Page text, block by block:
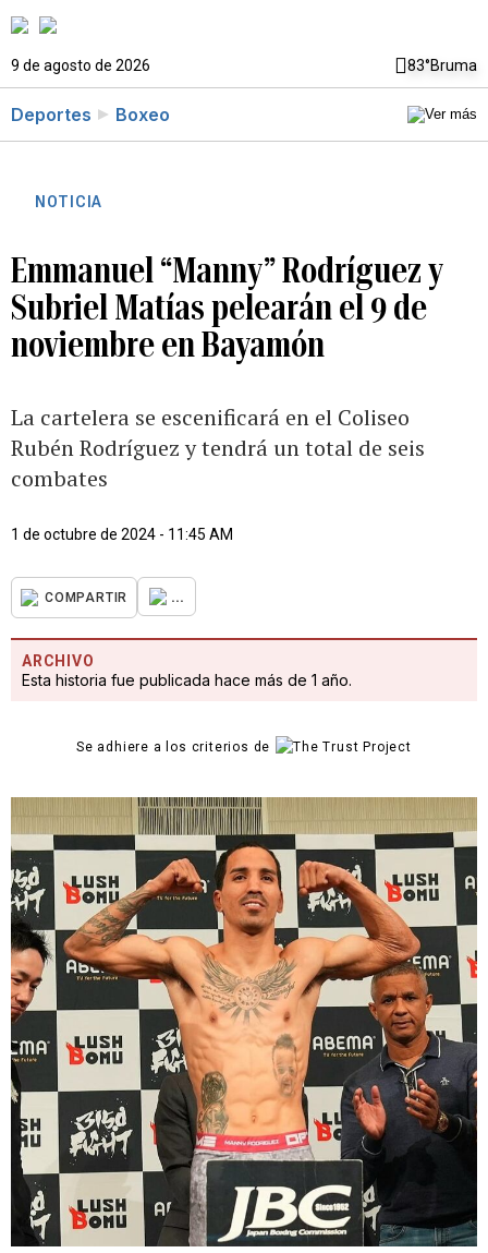
9 de agosto de 2026 83°Bruma
Deportes Boxeo
NOTICIA
Emmanuel “Manny” Rodríguez y
Subriel Matías pelearán el 9 de
noviembre en Bayamón
La cartelera se escenificará en el Coliseo
Rubén Rodríguez y tendrá un total de seis
combates
1 de octubre de 2024 - 11:45 AM
COMPARTIR ...
ARCHIVO
Esta historia fue publicada hace más de 1 año.
Se adhiere a los criterios de